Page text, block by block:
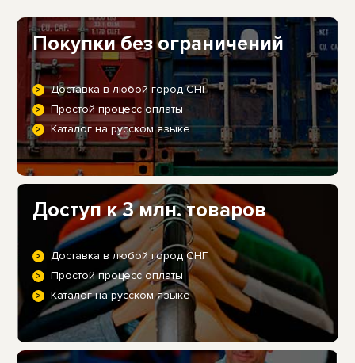
Покупки без ограничений
Доставка в любой город СНГ
Простой процесс оплаты
Каталог на русском языке
Доступ к 3 млн. товаров
Доставка в любой город СНГ
Простой процесс оплаты
Каталог на русском языке